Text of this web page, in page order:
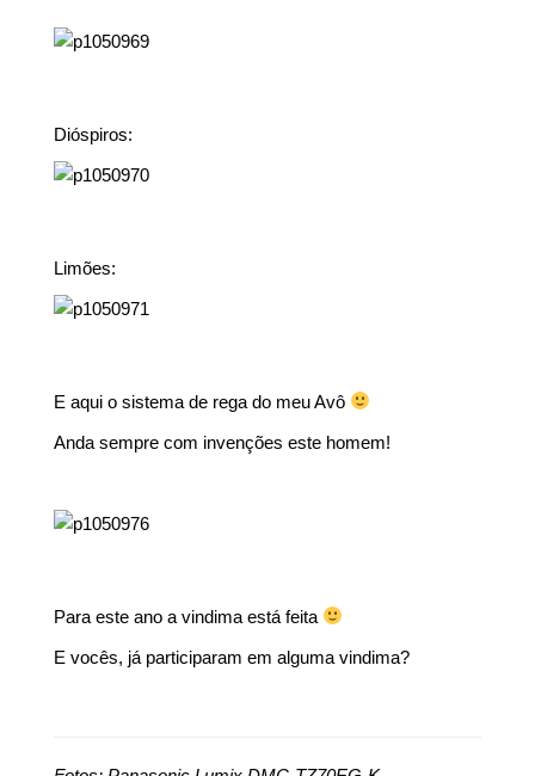
Dióspiros:
Limões:
E aqui o sistema de rega do meu Avô
Anda sempre com invenções este homem!
Para este ano a vindima está feita
E vocês, já participaram em alguma vindima?